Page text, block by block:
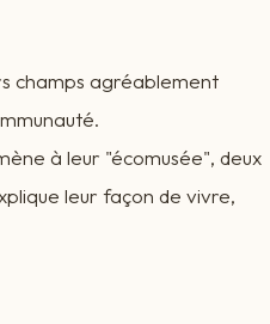
champs agréablement
à leur "écomusée", deux
leur façon de vivre,